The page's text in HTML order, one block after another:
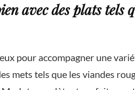
avec des plats tels
pour accompagner une
mets tels que les viandes